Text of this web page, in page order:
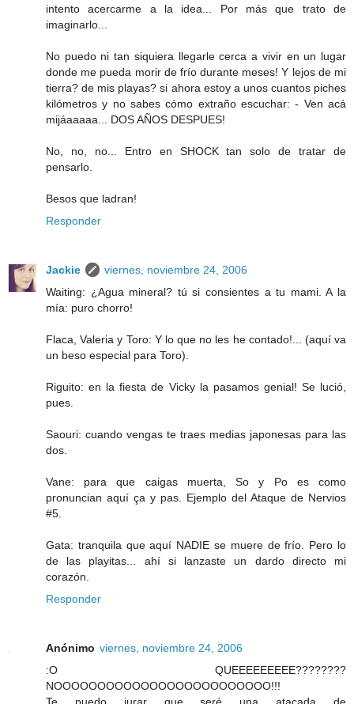
intento acercarme a la idea... Por más que trato de
imaginarlo...
No puedo ni tan siquiera llegarle cerca a vivir en un lugar
donde me pueda morir de frío durante meses! Y lejos de mi
tierra? de mis playas? si ahora estoy a unos cuantos piches
kilómetros y no sabes cómo extraño escuchar: - Ven acá
mijáaaaaa... DOS AÑOS DESPUES!
No, no, no... Entro en SHOCK tan solo de tratar de
pensarlo.
Besos que ladran!
Responder
Jackie
viernes, noviembre 24, 2006
Waiting: ¿Agua mineral? tú si consientes a tu mami. A la
mía: puro chorro!
Flaca, Valeria y Toro: Y lo que no les he contado!... (aquí va
un beso especial para Toro).
Riguito: en la fiesta de Vicky la pasamos genial! Se lució,
pues.
Saouri: cuando vengas te traes medias japonesas para las
dos.
Vane: para que caigas muerta, So y Po es como
pronuncian aquí ça y pas. Ejemplo del Ataque de Nervios
#5.
Gata: tranquila que aquí NADIE se muere de frío. Pero lo
de las playitas... ahí si lanzaste un dardo directo mi
corazón.
Responder
Anónimo viernes, noviembre 24, 2006
:O QUEEEEEEEEE????????
NOOOOOOOOOOOOOOOOOOOOOOOOO!!!
Te puedo jurar que seré una atacada de